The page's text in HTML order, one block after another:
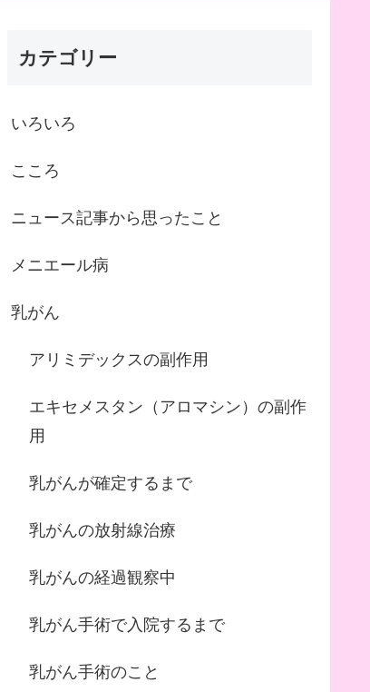
カテゴリー
いろいろ
こころ
ニュース記事から思ったこと
メニエール病
乳がん
アリミデックスの副作用
エキセメスタン（アロマシン）の副作
用
乳がんが確定するまで
乳がんの放射線治療
乳がんの経過観察中
乳がん手術で入院するまで
乳がん手術のこと